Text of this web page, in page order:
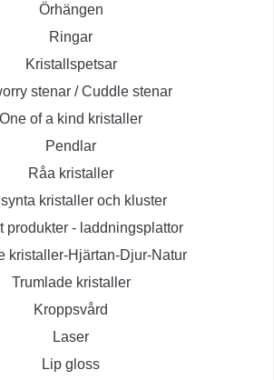
Örhängen
Ringar
Kristallspetsar
stenar / Cuddle stenar
One of a kind kristaller
Pendlar
Råa kristaller
kristaller och kluster
produkter - laddningsplattor
kristaller-Hjärtan-Djur-Natur
Trumlade kristaller
Kroppsvård
Laser
Lip gloss